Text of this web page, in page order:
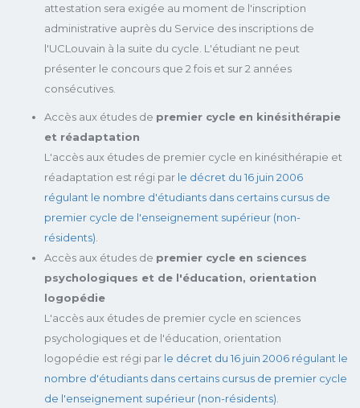
attestation sera exigée au moment de l'inscription
administrative auprès du Service des inscriptions de
l'UCLouvain à la suite du cycle. L'étudiant ne peut
présenter le concours que 2 fois et sur 2 années
consécutives.
Accès aux études de premier cycle en kinésithérapie
et réadaptation
L'accès aux études de premier cycle en kinésithérapie et
réadaptation est régi par le décret du 16 juin 2006
régulant le nombre d'étudiants dans certains cursus de
premier cycle de l'enseignement supérieur (non-
résidents)
Accès aux études de premier cycle en sciences
psychologiques et de l'éducation, orientation
logopédie
L'accès aux études de premier cycle en sciences
psychologiques et de l'éducation, orientation
logopédie est régi par le décret du 16 juin 2006 régulant le
nombre d'étudiants dans certains cursus de premier cycle
de l'enseignement supérieur (non-résidents)